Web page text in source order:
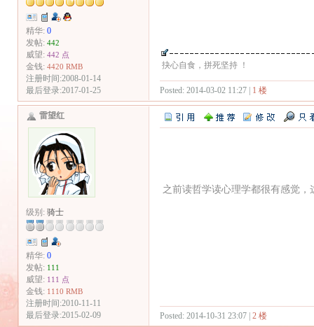
精华: 0
发帖: 442
威望: 442 点
金钱: 4420 RMB
注册时间:2008-01-14
最后登录:2017-01-25
抉心自食，拼死坚持 ！
Posted: 2014-03-02 11:27 | 1 楼
雷望红
级别: 骑士
精华: 0
发帖: 111
威望: 111 点
金钱: 1110 RMB
注册时间:2010-11-11
最后登录:2015-02-09
之前读哲学读心理学都很有感觉
Posted: 2014-10-31 23:07 | 2 楼